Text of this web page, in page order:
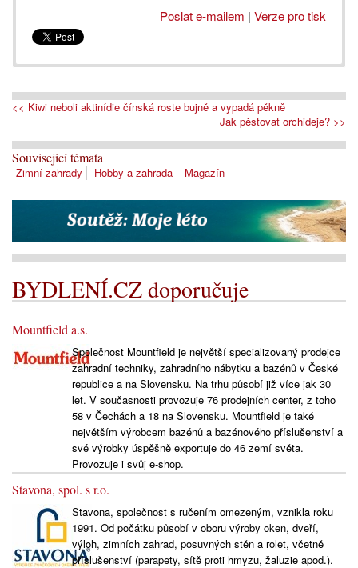
Poslat e-mailem | Verze pro tisk
<< Kiwi neboli aktinídie čínská roste bujně a vypadá pěkně
Jak pěstovat orchideje? >>
Související témata
Zimní zahrady Hobby a zahrada Magazín
BYDLENÍ.CZ doporučuje
Mountfield a.s.
Společnost Mountfield je největší specializovaný prodejce
zahradní techniky, zahradního nábytku a bazénů v České
republice a na Slovensku. Na trhu působí již více jak 30
let. V současnosti provozuje 76 prodejních center, z toho
58 v Čechách a 18 na Slovensku. Mountfield je také
největším výrobcem bazénů a bazénového příslušenství a
své výrobky úspěšně exportuje do 46 zemí světa.
Provozuje i svůj e-shop.
Stavona, spol. s r.o.
Stavona, společnost s ručením omezeným, vznikla roku
1991. Od počátku působí v oboru výroby oken, dveří,
výloh, zimních zahrad, posuvných stěn a rolet, včetně
příslušenství (parapety, sítě proti hmyzu, žaluzie apod.).